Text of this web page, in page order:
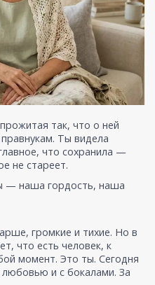
так, что о ней
Ты видела
что сохранила —
не стареет.
— наша гордость, наша
громкие и тихие. Но в
что есть человек, к
момент. Это ты. Сегодня
и с бокалами. За